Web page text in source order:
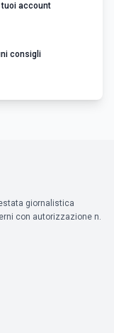
tuoi account
consigli
giornalistica
con autorizzazione n.